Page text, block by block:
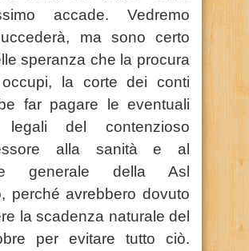
accade. Vedremo
ma sono certo
speranza che la procura
la corte dei conti
far pagare le eventuali
legali del contenzioso
alla sanità e al
generale della Asl
perché avrebbero dovuto
la scadenza naturale del
per evitare tutto ciò.